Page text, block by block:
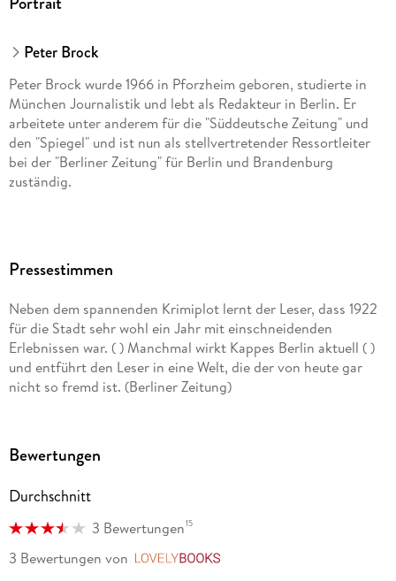
Peter Brock
Peter Brock wurde 1966 in Pforzheim geboren, studierte in
München Journalistik und lebt als Redakteur in Berlin. Er
arbeitete unter anderem für die "Süddeutsche Zeitung" und
den "Spiegel" und ist nun als stellvertretender Ressortleiter
bei der "Berliner Zeitung" für Berlin und Brandenburg
zuständig.
Pressestimmen
Neben dem spannenden Krimiplot lernt der Leser, dass 1922
für die Stadt sehr wohl ein Jahr mit einschneidenden
Erlebnissen war. ( ) Manchmal wirkt Kappes Berlin aktuell ( )
und entführt den Leser in eine Welt, die der von heute gar
nicht so fremd ist. (Berliner Zeitung)
Bewertungen
Durchschnitt
3 Bewertungen15
3 Bewertungen von